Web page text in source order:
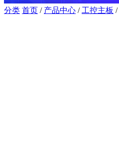
分类 首页 / 产品中心 / 工控主板 /